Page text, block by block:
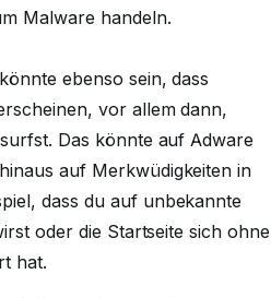
Malware handeln.
ebenso sein, dass
vor allem dann,
Das könnte auf Adware
auf Merkwüdigkeiten in
dass du auf unbekannte
oder die Startseite sich ohne
hat.